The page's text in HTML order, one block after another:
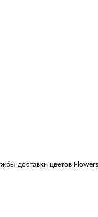
доставки цветов